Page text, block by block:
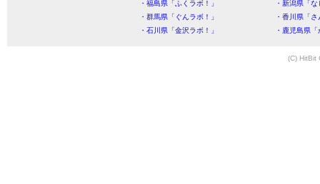
・福島県「ふくラボ！」
・新潟県「
・群馬県「ぐんラボ！」
・香川県「
・石川県「金沢ラボ！」
・鹿児島県
(C) HitBit